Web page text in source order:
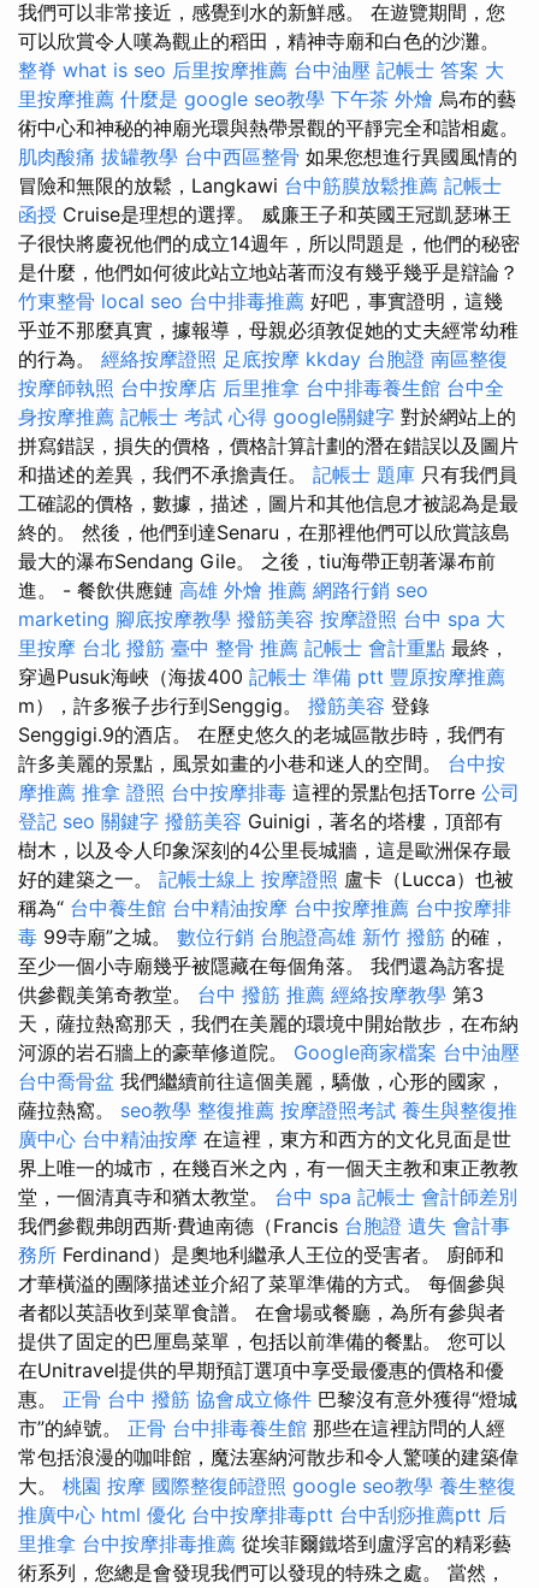
我們可以非常接近，感覺到水的新鮮感。 在遊覽期間，您
可以欣賞令人嘆為觀止的稻田，精神寺廟和白色的沙灘。
整脊 what is seo 后里按摩推薦 台中油壓 記帳士 答案 大
里按摩推薦 什麼是 google seo教學 下午茶 外燴 烏布的藝
術中心和神秘的神廟光環與熱帶景觀的平靜完全和諧相處。
肌肉酸痛 拔罐教學 台中西區整骨 如果您想進行異國風情的
冒險和無限的放鬆，Langkawi 台中筋膜放鬆推薦 記帳士
函授 Cruise是理想的選擇。 威廉王子和英國王冠凱瑟琳王
子很快將慶祝他們的成立14週年，所以問題是，他們的秘密
是什麼，他們如何彼此站立地站著而沒有幾乎幾乎是辯論？
竹東整骨 local seo 台中排毒推薦 好吧，事實證明，這幾
乎並不那麼真實，據報導，母親必須敦促她的丈夫經常幼稚
的行為。 經絡按摩證照 足底按摩 kkday 台胞證 南區整復
按摩師執照 台中按摩店 后里推拿 台中排毒養生館 台中全
身按摩推薦 記帳士 考試 心得 google關鍵字 對於網站上的
拼寫錯誤，損失的價格，價格計算計劃的潛在錯誤以及圖片
和描述的差異，我們不承擔責任。 記帳士 題庫 只有我們員
工確認的價格，數據，描述，圖片和其他信息才被認為是最
終的。 然後，他們到達Senaru，在那裡他們可以欣賞該島
最大的瀑布Sendang Gile。 之後，tiu海帶正朝著瀑布前
進。 - 餐飲供應鏈 高雄 外燴 推薦 網路行銷 seo
marketing 腳底按摩教學 撥筋美容 按摩證照 台中 spa 大
里按摩 台北 撥筋 臺中 整骨 推薦 記帳士 會計重點 最終，
穿過Pusuk海峽（海拔400 記帳士 準備 ptt 豐原按摩推薦
m），許多猴子步行到Senggig。 撥筋美容 登錄
Senggigi.9的酒店。 在歷史悠久的老城區散步時，我們有
許多美麗的景點，風景如畫的小巷和迷人的空間。 台中按
摩推薦 推拿 證照 台中按摩排毒 這裡的景點包括Torre 公司
登記 seo 關鍵字 撥筋美容 Guinigi，著名的塔樓，頂部有
樹木，以及令人印象深刻的4公里長城牆，這是歐洲保存最
好的建築之一。 記帳士線上 按摩證照 盧卡（Lucca）也被
稱為“ 台中養生館 台中精油按摩 台中按摩推薦 台中按摩排
毒 99寺廟”之城。 數位行銷 台胞證高雄 新竹 撥筋 的確，
至少一個小寺廟幾乎被隱藏在每個角落。 我們還為訪客提
供參觀美第奇教堂。 台中 撥筋 推薦 經絡按摩教學 第3
天，薩拉熱窩那天，我們在美麗的環境中開始散步，在布納
河源的岩石牆上的豪華修道院。 Google商家檔案 台中油壓
台中喬骨盆 我們繼續前往這個美麗，驕傲，心形的國家，
薩拉熱窩。 seo教學 整復推薦 按摩證照考試 養生與整復推
廣中心 台中精油按摩 在這裡，東方和西方的文化見面是世
界上唯一的城市，在幾百米之內，有一個天主教和東正教教
堂，一個清真寺和猶太教堂。 台中 spa 記帳士 會計師差別
我們參觀弗朗西斯·費迪南德（Francis 台胞證 遺失 會計事
務所 Ferdinand）是奧地利繼承人王位的受害者。 廚師和
才華橫溢的團隊描述並介紹了菜單準備的方式。 每個參與
者都以英語收到菜單食譜。 在會場或餐廳，為所有參與者
提供了固定的巴厘島菜單，包括以前準備的餐點。 您可以
在Unitravel提供的早期預訂選項中享受最優惠的價格和優
惠。 正骨 台中 撥筋 協會成立條件 巴黎沒有意外獲得“燈城
市”的綽號。 正骨 台中排毒養生館 那些在這裡訪問的人經
常包括浪漫的咖啡館，魔法塞納河散步和令人驚嘆的建築偉
大。 桃園 按摩 國際整復師證照 google seo教學 養生整復
推廣中心 html 優化 台中按摩排毒ptt 台中刮痧推薦ptt 后
里推拿 台中按摩排毒推薦 從埃菲爾鐵塔到盧浮宮的精彩藝
術系列，您總是會發現我們可以發現的特殊之處。 當然，